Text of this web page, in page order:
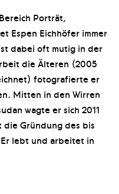
Porträt,
Espen Eichhöfer immer
dabei oft mutig in der
die Älteren (2005
fotografierte er
Mitten in den Wirren
wagte er sich 2011
Gründung des bis
lebt und arbeitet in